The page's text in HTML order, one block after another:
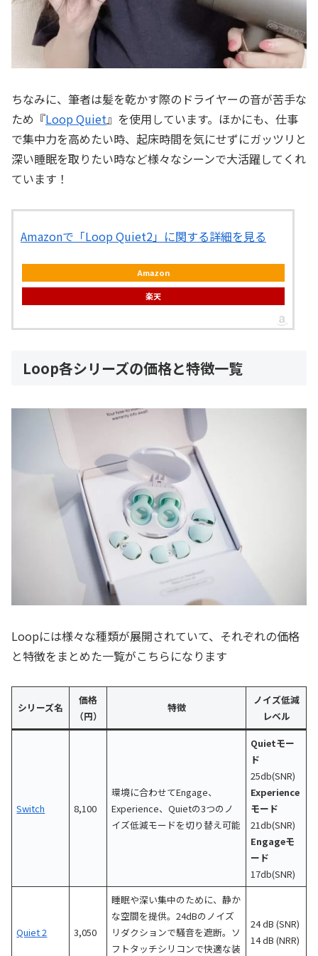
ちなみに、筆者は髪を乾かす際のドライヤーの音が苦手な
ため『Loop Quiet』を使用しています。ほかにも、仕事
で集中力を高めたい時、起床時間を気にせずにガッツリと
深い睡眠を取りたい時など様々なシーンで大活躍してくれ
ています！
Amazonで「Loop Quiet2」に関する詳細を見る
Amazon
楽天
Loop各シリーズの価格と特徴一覧
Loopには様々な種類が展開されていて、それぞれの価格
と特徴をまとめた一覧がこちらになります
シリーズ名
価格
（円）
特徴
ノイズ低減
レベル
Switch 8,100
環境に合わせてEngage、
Experience、Quietの3つのノ
イズ低減モードを切り替え可能
Quietモー
ド
25db(SNR)
Experience
モード
21db(SNR)
Engageモ
ード
17db(SNR)
Quiet 2 3,050
睡眠や深い集中のために、静か
な空間を提供。24dBのノイズ
リダクションで騒音を遮断。ソ
フトタッチシリコンで快適な装
24 dB (SNR)
14 dB (NRR)